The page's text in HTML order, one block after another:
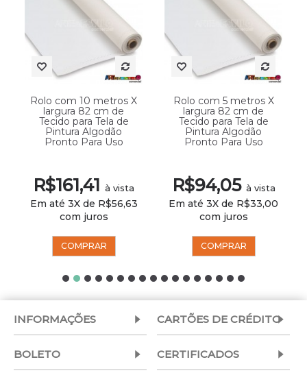
Rolo com 10 metros X
largura 82 cm de
Tecido para Tela de
Pintura Algodão
Pronto Para Uso
R$161,41 à vista
Em até 3X de R$56,63
com juros
COMPRAR
Rolo com 5 metros X
largura 82 cm de
Tecido para Tela de
Pintura Algodão
Pronto Para Uso
R$94,05 à vista
Em até 3X de R$33,00
com juros
COMPRAR
INFORMAÇÕES CARTÕES DE CRÉDITO
BOLETO CERTIFICADOS